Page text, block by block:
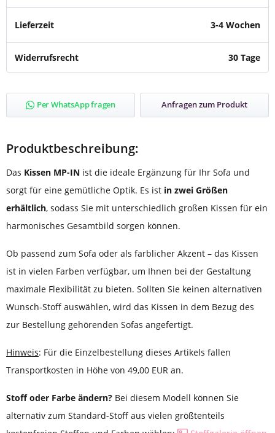
Lieferzeit 3-4 Wochen
Widerrufsrecht 30 Tage
Per WhatsApp fragen Anfragen zum Produkt
Produktbeschreibung:
Das Kissen MP-IN ist die ideale Ergänzung für Ihr Sofa und
sorgt für eine gemütliche Optik. Es ist in zwei Größen
erhältlich, sodass Sie mit unterschiedlich großen Kissen für ein
harmonisches Gesamtbild sorgen können.
Ob passend zum Sofa oder als farblicher Akzent – das Kissen
ist in vielen Farben verfügbar, um Ihnen bei der Gestaltung
maximale Flexibilität zu bieten. Sollten Sie keinen alternativen
Wunsch-Stoff auswählen, wird das Kissen in dem Bezug des
zur Bestellung gehörenden Sofas angefertigt.
Hinweis: Für die Einzelbestellung dieses Artikels fallen
Transportkosten in Höhe von 49,00 EUR an.
Stoff oder Farbe ändern? Bei diesem Modell können Sie
alternativ zum Standard-Stoff aus vielen größtenteils